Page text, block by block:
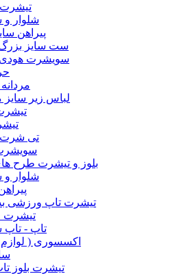
تیشرت
شلوار و
پیراهن
ست سایز بزرگ
سویشرت
لباس زیر سایز
تی شرت
بلوز و تیشرت طرح
شلوار و
تیشرت تاپ ورزشی
تیشرت
تاپ - تاپ
اکسسوری ( لوازم
تیشرت بلوز